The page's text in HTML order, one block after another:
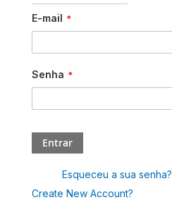
E-mail
Senha
Entrar
Esqueceu a sua senha?
Create New Account?